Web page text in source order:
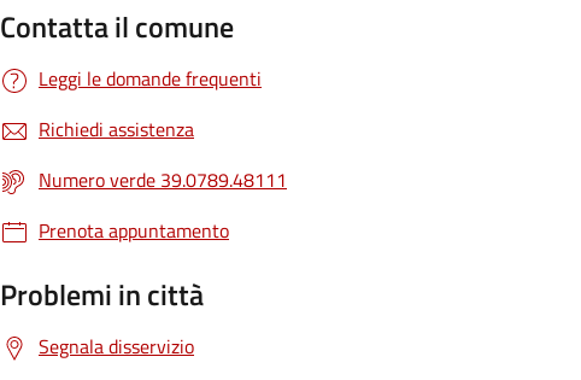
Contatta il comune
Leggi le domande frequenti
Richiedi assistenza
Numero verde 39.0789.48111
Prenota appuntamento
Problemi in città
Segnala disservizio